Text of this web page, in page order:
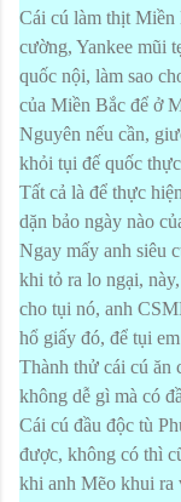
Cái cú làm thịt Miền
cường, Yankee mũi
quốc nội, làm sao
của Miền Bắc để ở
Nguyên nếu cần,
khỏi tụi đế quốc
Tất cả là để thực
dặn bảo ngày nào
Ngay mấy anh siêu
khi tỏ ra lo ngại,
cho tụi nó, anh
hổ giấy đó, để tụi
Thành thử cái cú ăn
không dễ gì mà có
Cái cú đầu độc tù
được, không có thì
khi anh Mẽo khui ra